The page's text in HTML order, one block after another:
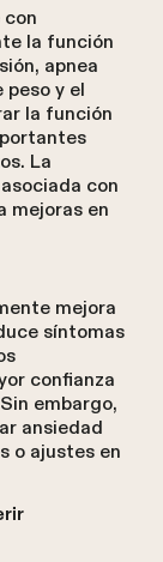
la función
apnea
y el
la función
La
con
mejoras en
mejora
síntomas
confianza
embargo,
ansiedad
o ajustes en